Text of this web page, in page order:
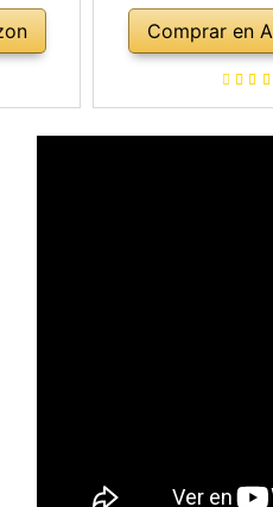
adultos, violín
arco, colofonia,
repuesto,
hombro, maletín,
Comprar en